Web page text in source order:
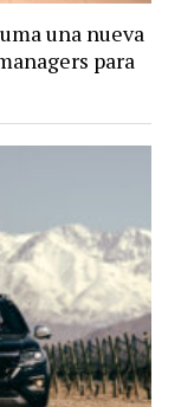
una nueva
para